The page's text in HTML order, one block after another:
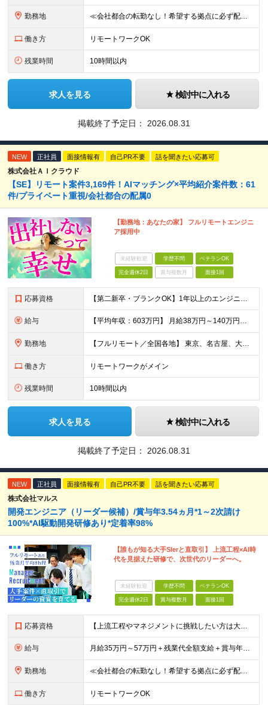
勤務地 ≪会社都合の転勤なし！希望する拠点に必ず配属します。新潟Uターン・Iターン大歓迎！≫ 首都圏(東京、神奈川、千葉、埼玉)または新潟市、長岡市周辺のお客様先または各拠点での勤務となります。 ■東京支社
働き方 リモートワークOK
残業時間 10時間以内
求人を見る 検討中に入れる
掲載終了予定日： 2026.08.31
NEW 正社員 面接情報有 自己PR不要 話を聞きたい応募可
株式会社ＡＩクラウド
【SE】リモート案件3,169件！AIマッチング×平均紹介案件数：61
件/プライベート重視/会社都合の配属0
【勤務地：あなたの家】 フルリモートエンジニ
ア採用中
未経験歓迎 学歴不問 ベテランOK
完全週休2日 賞与複数月 面接1回
応募資格 【第二新卒・ブランクOK】1年以上のエンジニア経験がある方(開発・インフラ・工程・言語一切不問） 文理・学歴不問 【歓迎条件】 ◆AI・クラウド案件に参画したい方 ◆下流工程から上流工程へステップア
給与 【平均年収：603万円】 月給38万円～140万円＋諸手当（経験者） 【平均年収603万円】 ※案件の契約内容や昇給額などはすべて開示します。 ※経験や能力を考慮し決定します。 ※月給には固定残業
勤務地 【フルリモート／全国各地】 東京、名古屋、大阪、福岡を中心とした全国のプロジェクトにアサイン。 ※プロジェクトは完全選択制です。 ※フルリモート、ハイブリッド型、常駐案件から自由に選択可能です。 ※転
働き方 リモートワークがメイン
残業時間 10時間以内
求人を見る 検討中に入れる
掲載終了予定日： 2026.08.31
NEW 正社員 面接情報有 自己PR不要 話を聞きたい応募可
株式会社マルス
開発エンジニア（リーダー候補）/賞与年3.54ヵ月*1～2次請け
100%*AI駆動開発研修あり*定着率98%
【誰もが知る大手SIerと直取引】 上流工程×AI時
代を見据えた研修で、次世代のリーダーへ。
未経験歓迎 学歴不問 ベテランOK
完全週休2日 賞与複数月 面接1回
応募資格 【上流工程やマネジメントに挑戦したい方は大歓迎です！】 ★開発エンジニアとしての実務経験をお持ちの方 ★上記に加え、下記いずれかに該当する方 ・チームのリーダー／サブリーダーの経験をお持ちの方 ・教育
給与 月給35万円～57万円＋残業代全額支給＋賞与年3.45ヵ月(リーダー経験者) 月給32万円～43万円＋残業代全額支給＋賞与年3.45ヵ月(実務経験者) 入社時想定年収： 490万円～798万円(リー
勤務地 ≪会社都合の転勤なし！希望する拠点に必ず配属します。新潟Uターン・Iターン大歓迎！≫ 首都圏(東京、神奈川、千葉、埼玉)または新潟市、長岡市周辺のお客様先または各拠点での勤務となります。 ■東京支社
働き方 リモートワークOK